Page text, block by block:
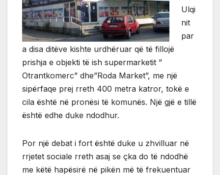
Ulqi
nit
par
a disa ditëve kishte urdhëruar që të fillojë
prishja e objekti të ish supermarketit ”
Otrantkomerc” dhe”Roda Market”, me një
sipërfaqe prej rreth 400 metra katror, tokë e
cila është në pronësi të komunës. Një gjë e tillë
është edhe duke ndodhur.
Por një debat i fort është duke u zhvilluar në
rrjetet sociale rreth asaj se çka do të ndodhë
me këtë hapësirë në pikën më të frekuentuar